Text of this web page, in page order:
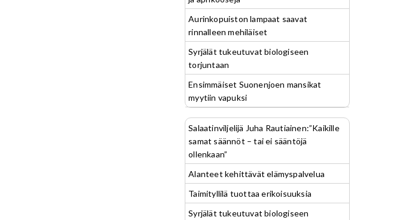
Aurinkopuiston lampaat saavat
rinnalleen mehiläiset
Syrjälät tukeutuvat biologiseen
torjuntaan
Ensimmäiset Suonenjoen mansikat
myytiin vapuksi
Salaatinviljelijä Juha Rautiainen:”Kaikille
samat säännöt – tai ei sääntöjä
ollenkaan”
Alanteet kehittävät elämyspalvelua
Taimityllilä tuottaa erikoisuuksia
Syrjälät tukeutuvat biologiseen